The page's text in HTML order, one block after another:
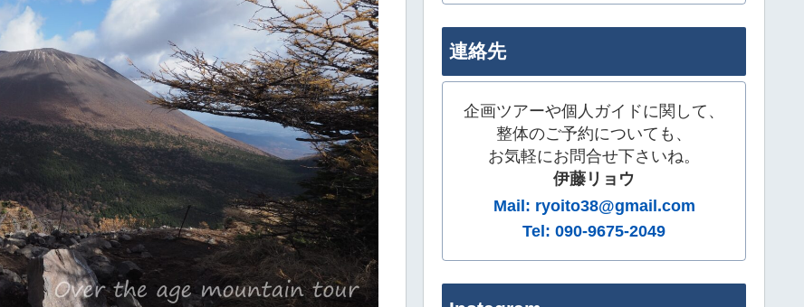
連絡先
企画ツアーや個人ガイドに関して、
整体のご予約についても、
お気軽にお問合せ下さいね。
伊藤リョウ
Mail: ryoito38@gmail.com
Tel: 090-9675-2049